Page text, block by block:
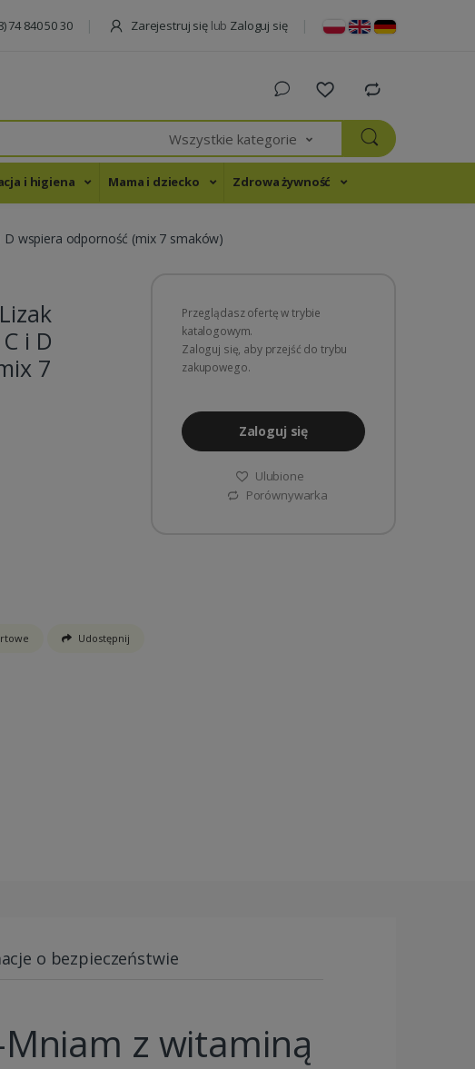
74 840 50 30 Zarejestruj się lub Zaloguj się
Wszystkie kategorie
i higiena Mama i dziecko Zdrowa żywność
wspiera odporność (mix 7 smaków)
i D
7
Udostępnij
Przeglądasz ofertę w trybie
katalogowym.
Zaloguj się, aby przejść do trybu
zakupowego.
Zaloguj się
Ulubione
Porównywarka
o bezpieczeństwie
Mniam z witaminą